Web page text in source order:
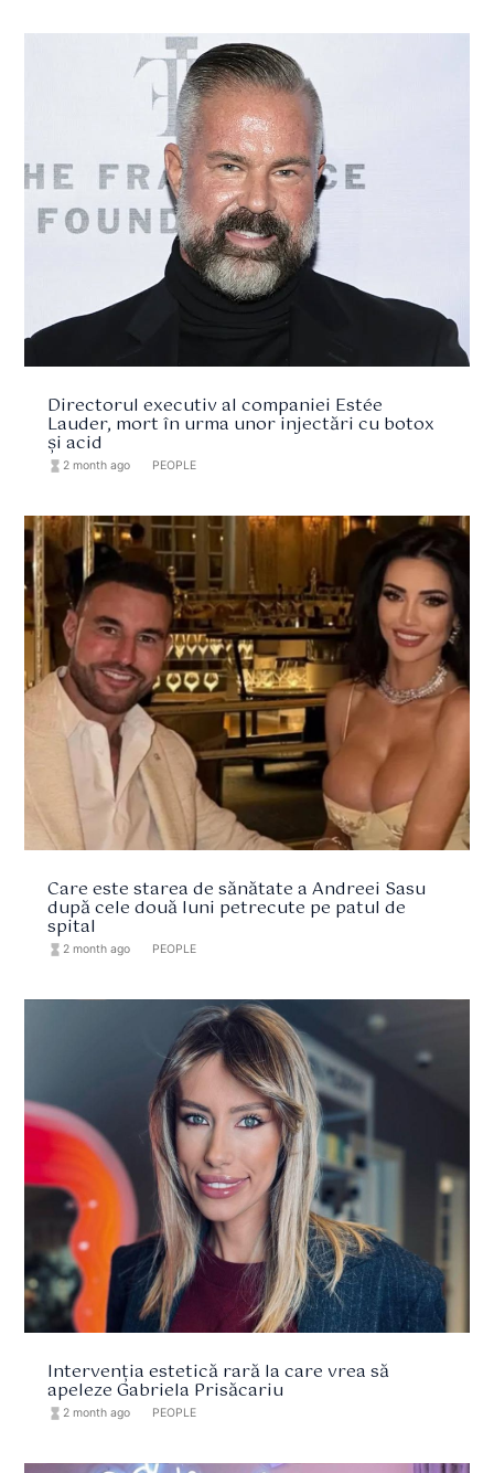
Directorul executiv al companiei Estée
Lauder, mort în urma unor injectări cu botox
și acid
hourglass_full 2 month ago PEOPLE
Care este starea de sănătate a Andreei Sasu
după cele două luni petrecute pe patul de
spital
hourglass_full 2 month ago PEOPLE
Intervenția estetică rară la care vrea să
apeleze Gabriela Prisăcariu
hourglass_full 2 month ago PEOPLE